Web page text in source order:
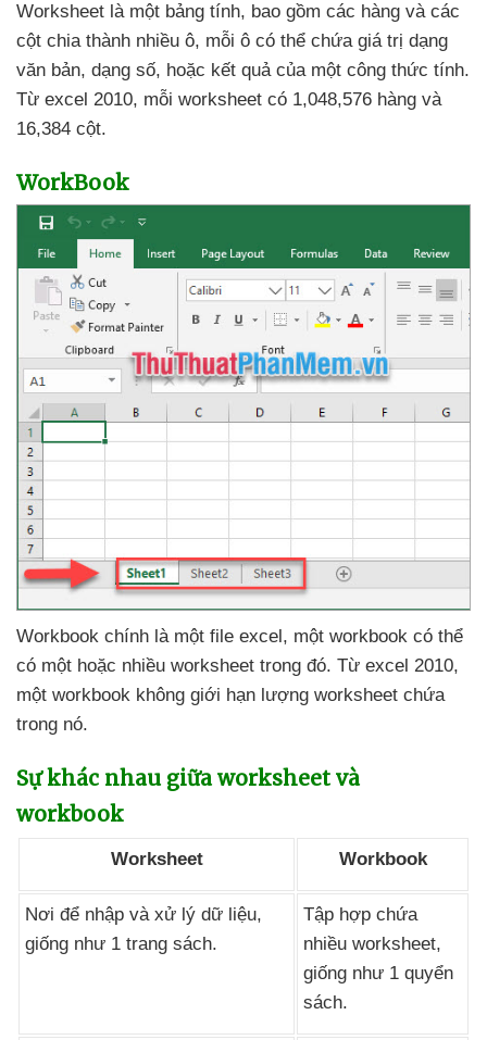
Worksheet là một bảng tính, bao gồm các hàng và các
cột chia thành nhiều ô, mỗi ô có thể chứa giá trị dạng
văn bản, dạng số, hoặc kết quả của một công thức tính.
Từ excel 2010, mỗi worksheet có 1,048,576 hàng và
16,384 cột.
WorkBook
Workbook chính là một file excel, một workbook có thể
có một hoặc nhiều worksheet trong đó. Từ excel 2010,
một workbook không giới hạn lượng worksheet chứa
trong nó.
Sự khác nhau giữa worksheet và
workbook
Worksheet Workbook
Nơi để nhập và xử lý dữ liệu,
giống như 1 trang sách.
Tập hợp chứa
nhiều worksheet,
giống như 1 quyển
sách.